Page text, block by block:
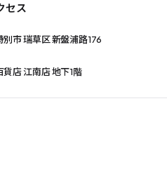
セス
別市 瑞草区 新盤浦路176
貨店 江南店 地下1階